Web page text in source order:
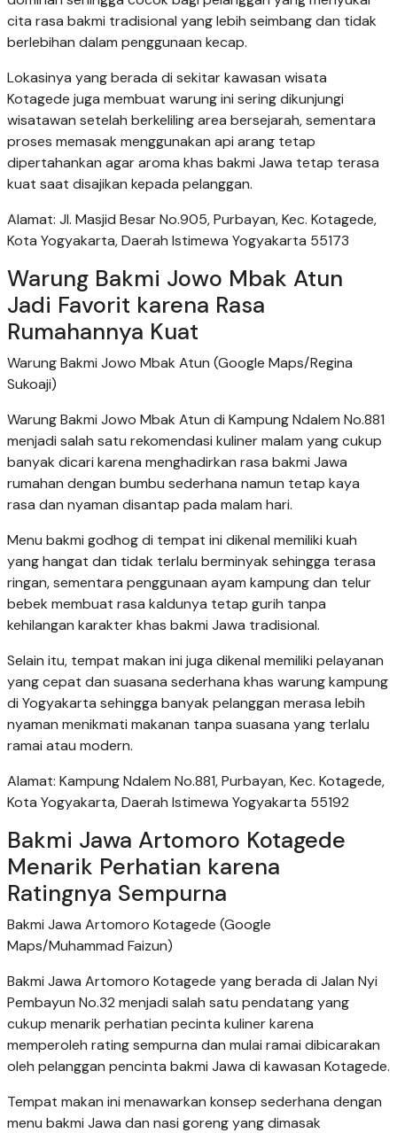
cita rasa bakmi tradisional yang lebih seimbang dan tidak
berlebihan dalam penggunaan kecap.
Lokasinya yang berada di sekitar kawasan wisata
Kotagede juga membuat warung ini sering dikunjungi
wisatawan setelah berkeliling area bersejarah, sementara
proses memasak menggunakan api arang tetap
dipertahankan agar aroma khas bakmi Jawa tetap terasa
kuat saat disajikan kepada pelanggan.
Alamat: Jl. Masjid Besar No.905, Purbayan, Kec. Kotagede,
Kota Yogyakarta, Daerah Istimewa Yogyakarta 55173
Warung Bakmi Jowo Mbak Atun
Jadi Favorit karena Rasa
Rumahannya Kuat
Warung Bakmi Jowo Mbak Atun (Google Maps/Regina
Sukoaji)
Warung Bakmi Jowo Mbak Atun di Kampung Ndalem No.881
menjadi salah satu rekomendasi kuliner malam yang cukup
banyak dicari karena menghadirkan rasa bakmi Jawa
rumahan dengan bumbu sederhana namun tetap kaya
rasa dan nyaman disantap pada malam hari.
Menu bakmi godhog di tempat ini dikenal memiliki kuah
yang hangat dan tidak terlalu berminyak sehingga terasa
ringan, sementara penggunaan ayam kampung dan telur
bebek membuat rasa kaldunya tetap gurih tanpa
kehilangan karakter khas bakmi Jawa tradisional.
Selain itu, tempat makan ini juga dikenal memiliki pelayanan
yang cepat dan suasana sederhana khas warung kampung
di Yogyakarta sehingga banyak pelanggan merasa lebih
nyaman menikmati makanan tanpa suasana yang terlalu
ramai atau modern.
Alamat: Kampung Ndalem No.881, Purbayan, Kec. Kotagede,
Kota Yogyakarta, Daerah Istimewa Yogyakarta 55192
Bakmi Jawa Artomoro Kotagede
Menarik Perhatian karena
Ratingnya Sempurna
Bakmi Jawa Artomoro Kotagede (Google
Maps/Muhammad Faizun)
Bakmi Jawa Artomoro Kotagede yang berada di Jalan Nyi
Pembayun No.32 menjadi salah satu pendatang yang
cukup menarik perhatian pecinta kuliner karena
memperoleh rating sempurna dan mulai ramai dibicarakan
oleh pelanggan pencinta bakmi Jawa di kawasan Kotagede.
Tempat makan ini menawarkan konsep sederhana dengan
menu bakmi Jawa dan nasi goreng yang dimasak